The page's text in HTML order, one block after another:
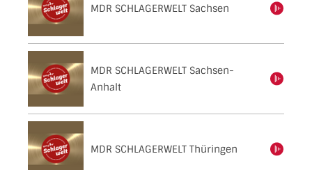
MDR SCHLAGERWELT Sachsen
einschalten
MDR SCHLAGERWELT Sachsen-
Anhalt
MDR SCHLAGERWELT Thüringen
einschalten